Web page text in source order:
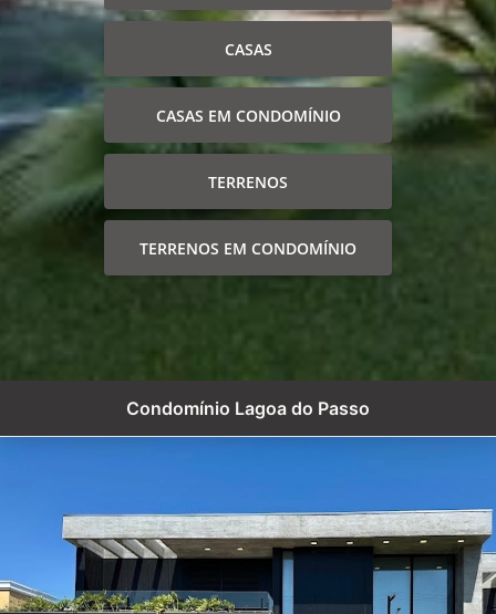
CASAS
CASAS EM CONDOMÍNIO
TERRENOS
TERRENOS EM CONDOMÍNIO
Condomínio Lagoa do Passo